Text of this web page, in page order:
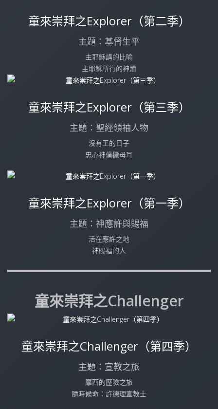
童來崇拜之Explorer（第二季）
主題：基督生平
主耶穌講的比喻
主耶穌所行的神蹟
童來崇拜之Explorer（第三季）
主題：聖經領袖人物
沒有王的日子
忠心神僕撒母耳
童來崇拜之Explorer（第一季）
主題：神應許與賜福
活在應許之地
神賜福的人
童來崇拜之Challenger
童來崇拜之Challenger（第四季）
主題：宣教之旅
摩西的歷險之旅
隨時候命：許德理宣教士